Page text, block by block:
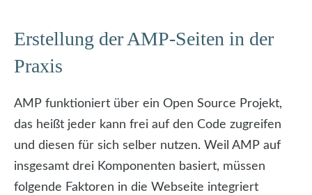
Erstellung der AMP-Seiten in der
Praxis
AMP funktioniert über ein Open Source Projekt,
das heißt jeder kann frei auf den Code zugreifen
und diesen für sich selber nutzen. Weil AMP auf
insgesamt drei Komponenten basiert, müssen
folgende Faktoren in die Webseite integriert